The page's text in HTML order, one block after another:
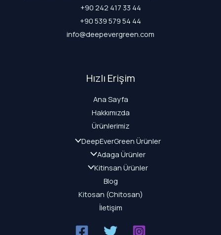
+90 242 417 33 44
+90 539 579 54 44
info@deepevergreen.com
Hızlı Erişim
Ana Sayfa
Hakkımızda
Ürünlerimiz
DeepEverGreen Ürünler
Adaga Ürünler
Kitinsan Ürünler
Blog
Kitosan (Chitosan)
İletişim